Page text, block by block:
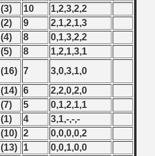
(3) 10
1,2,3,2,2
(2) 9
2,1,2,1,3
(4) 8
0,1,3,2,2
(5) 8
1,2,1,3,1
(16) 7
3,0,3,1,0
(14) 6
2,2,0,2,0
(7) 5
0,1,2,1,1
(1) 4
3,1,-,-,-
(10) 2
0,0,0,0,2
(13) 1
0,0,1,0,0